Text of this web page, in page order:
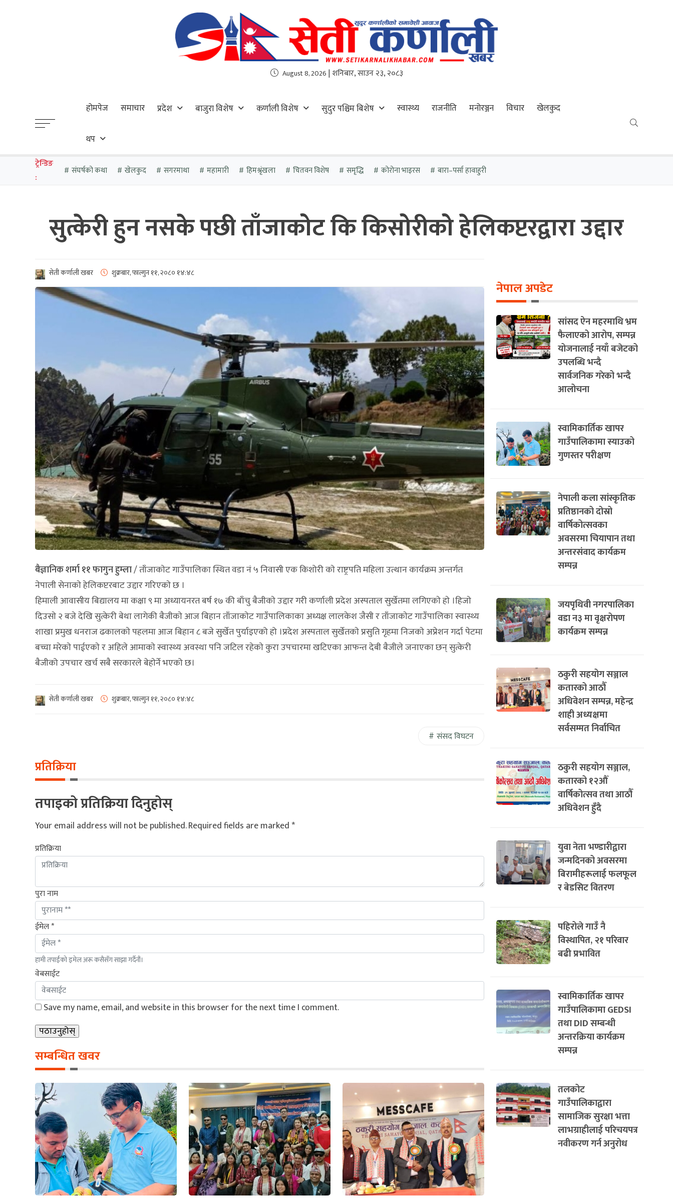
August 8, 2026 | शनिबार, साउन २३, २०८३
होमपेज समाचार प्रदेश बाजुरा विशेष कर्णाली विशेष सुदुर पश्चिम बिशेष स्वास्थ्य राजनीति मनोरञ्जन विचार खेलकुद
थप
ट्रेन्डिङ
:
संघर्षको कथा खेलकुद सगरमाथा महामारी हिमश्रृंखला चितवन विशेष समृद्धि कोरोना भाइरस बारा–पर्सा हावाहुरी
सुत्केरी हुन नसके पछी ताँजाकोट कि किसोरीको हेलिकप्टरद्वारा उद्दार
सेती कर्णाली खबर शुक्रबार, फाल्गुन ११, २०८० १४:४८
बैज्ञानिक शर्मा ११ फागुन हुम्ला/ ताँजाकाेट गाउँपालिका स्थित वडा नं ५ निवासी एक किशोरी काे राष्ट्रपति महिला उत्थान कार्यक्रम अन्तर्गत
नेपाली सेनाकाे हेलिकप्टरबाट उद्दार गरिएकाे छ ।
हिमाली आवासीय बिद्यालय मा कक्षा ९ मा अध्यायनरत बर्ष १७ की बाँचु बैजीकाे उद्दार गरी कर्णाली प्रदेश अस्पताल सुर्खेतमा लगिएकाे हाे ।हिजाे
दिउसाे २ बजे देखि सुत्केरी बेथा लागेकी बैजीकाे आज बिहान ताँजाकाेट गाउँपालिकाका अध्यक्ष लालकेश जैसी र ताँजाकाेट गाउँपालिका स्वास्थ्य
शाखा प्रमुख धनराज ढकालकाे पहलमा आज बिहान ८ बजे सुर्खेत पुर्याइएको हो ।प्रदेश अस्पताल सुर्खेतकाे प्रसुति गृहमा निजकाे अप्रेशन गर्दा पेटमा
बच्चा मरेकाे पाईएकाे र अहिले आमाकाे स्वास्थ्य अवस्था पनि जटिल रहेकाे कुरा उपचारमा खटिएका आफन्त देबी बैजीले जनाएका छन् सुत्केरी
बैजीको उपचार खर्च सबै सरकारले बेहाेर्ने भएको छ।
सेती कर्णाली खबर शुक्रबार, फाल्गुन ११, २०८० १४:४८
संसद विघटन
प्रतिक्रिया
तपाइको प्रतिक्रिया दिनुहोस्
Your email address will not be published.Required fields are marked*
प्रतिक्रिया
पुरा नाम
ईमेल *
हामी तपाईंको इमेल अरू कसैसँग साझा गर्दैनौं।
वेबसाईट
Save my name, email, and website in this browser for the next time I comment.
सम्बन्धित खवर
नेपाल अपडेट
सांसद ऐन महरमाथि भ्रम
फैलाएको आरोप, सम्पन्न
योजनालाई नयाँ बजेटको
उपलब्धि भन्दै
सार्वजनिक गरेको भन्दै
आलोचना
स्वामिकार्तिक खापर
गाउँपालिकामा स्याउको
गुणस्तर परीक्षण
नेपाली कला सांस्कृतिक
प्रतिष्ठानको दोस्रो
वार्षिकोत्सवका
अवसरमा चियापान तथा
अन्तरसंवाद कार्यक्रम
सम्पन्न
जयपृथिवी नगरपालिका
वडा न३ मा वृक्षरोपण
कार्यक्रम सम्पन्न
ठकुरी सहयोग सञ्जाल
कतारको आठौँ
अधिवेशन सम्पन्न, महेन्द्र
शाही अध्यक्षमा
सर्वसम्मत निर्वाचित
ठकुरी सहयोग सञ्जाल,
कतारको १२औँ
वार्षिकोत्सव तथा आठौँ
अधिवेशन हुँदै
युवा नेता भण्डारीद्वारा
जन्मदिनको अवसरमा
बिरामीहरूलाई फलफूल
र बेडसिट वितरण
पहिरोले गाउँ नै
विस्थापित, २१ परिवार
बढी प्रभावित
स्वामिकार्तिक खापर
गाउँपालिकामा GEDSI
तथा DID सम्बन्धी
अन्तरक्रिया कार्यक्रम
सम्पन्न
तलकोट
गाउँपालिकाद्वारा
सामाजिक सुरक्षा भत्ता
लाभग्राहीलाई परिचयपत्र
नवीकरण गर्न अनुरोध